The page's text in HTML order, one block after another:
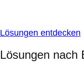
Lösungen entdecken
Lösungen nach